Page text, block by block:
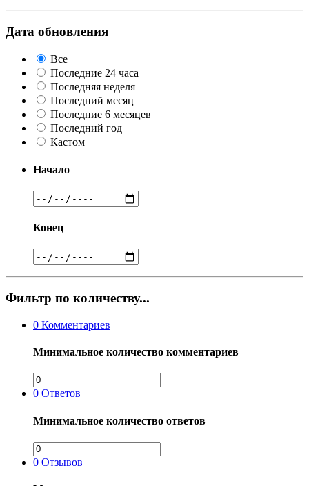
Дата обновления
Все
Последние 24 часа
Последняя неделя
Последний месяц
Последние 6 месяцев
Последний год
Кастом
Начало
Конец
Фильтр по количеству...
0 Комментариев
Минимальное количество комментариев
0 Ответов
Минимальное количество ответов
0 Отзывов